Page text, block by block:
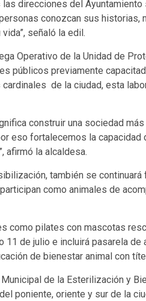
las direcciones del
conozcan sus
señaló la edil.
Operativo de la Unidad de
públicos previamente
de la ciudad, esta
construir una sociedad
eso fortalecemos la capacidad
afirmó la alcaldesa.
también se continuará
como animales de
como pilates con mascotas
11 de julio e incluirá pasarela
de bienestar animal con
de la Esterilización y
poniente, oriente y sur de la